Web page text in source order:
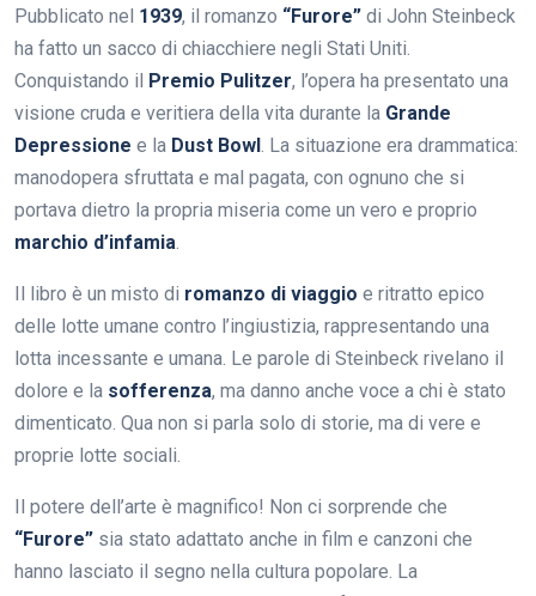
Pubblicato nel 1939, il romanzo “Furore” di John Steinbeck
ha fatto un sacco di chiacchiere negli Stati Uniti.
Conquistando il Premio Pulitzer, l’opera ha presentato una
visione cruda e veritiera della vita durante la Grande
Depressione e la Dust Bowl . La situazione era drammatica:
manodopera sfruttata e mal pagata, con ognuno che si
portava dietro la propria miseria come un vero e proprio
marchio d’infamia
Il libro è un misto di romanzo di viaggio e ritratto epico
delle lotte umane contro l’ingiustizia, rappresentando una
lotta incessante e umana. Le parole di Steinbeck rivelano il
dolore e la sofferenza, ma danno anche voce a chi è stato
dimenticato. Qua non si parla solo di storie, ma di vere e
proprie lotte sociali.
Il potere dell’arte è magnifico! Non ci sorprende che
“Furore” sia stato adattato anche in film e canzoni che
hanno lasciato il segno nella cultura popolare. La